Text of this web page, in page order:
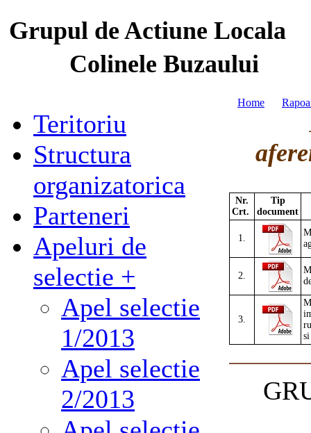
Grupul de Actiune Locala
Colinele Buzaului
Teritoriu
Structura
organizatorica
Parteneri
Apeluri de
selectie +
Apel selectie
1/2013
Apel selectie
2/2013
Home
Nr.
Crt.
Tip
document
1.
2.
3.